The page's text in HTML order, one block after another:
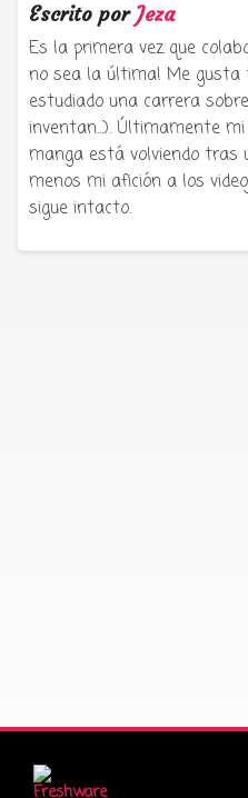
Escrito por Jeza
Es la primera vez que
no sea la última! Me
estudiado una carrera
inventan...). Últimamente
manga está volviendo tras
menos mi afición a los
sigue intacto.